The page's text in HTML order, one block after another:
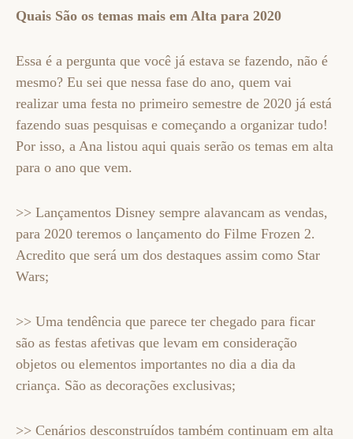
Quais São os temas mais em Alta para 2020
Essa é a pergunta que você já estava se fazendo, não é
mesmo? Eu sei que nessa fase do ano, quem vai
realizar uma festa no primeiro semestre de 2020 já está
fazendo suas pesquisas e começando a organizar tudo!
Por isso, a Ana listou aqui quais serão os temas em alta
para o ano que vem.
>> Lançamentos Disney sempre alavancam as vendas,
para 2020 teremos o lançamento do Filme Frozen 2.
Acredito que será um dos destaques assim como Star
Wars;
>> Uma tendência que parece ter chegado para ficar
são as festas afetivas que levam em consideração
objetos ou elementos importantes no dia a dia da
criança. São as decorações exclusivas;
>> Cenários desconstruídos também continuam em alta